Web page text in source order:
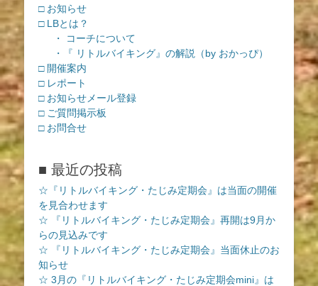
□ お知らせ
□ LBとは？
・ コーチについて
・『 リトルバイキング』の解説（by おかっぴ）
□ 開催案内
□ レポート
□ お知らせメール登録
□ ご質問掲示板
□ お問合せ
■ 最近の投稿
☆『リトルバイキング・たじみ定期会』は当面の開催
を見合わせます
☆ 『リトルバイキング・たじみ定期会』再開は9月か
らの見込みです
☆ 『リトルバイキング・たじみ定期会』当面休止のお
知らせ
☆ 3月の『リトルバイキング・たじみ定期会mini』は